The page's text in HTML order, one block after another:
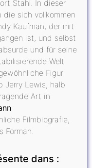
Stahl. In dieser
sich vollkommen
Kaufman, der mit
ist, und selbst
und für seine
Welt
Figur
Jerry Lewis, halb
Art in
Filmbiografie,
Forman.
dans :